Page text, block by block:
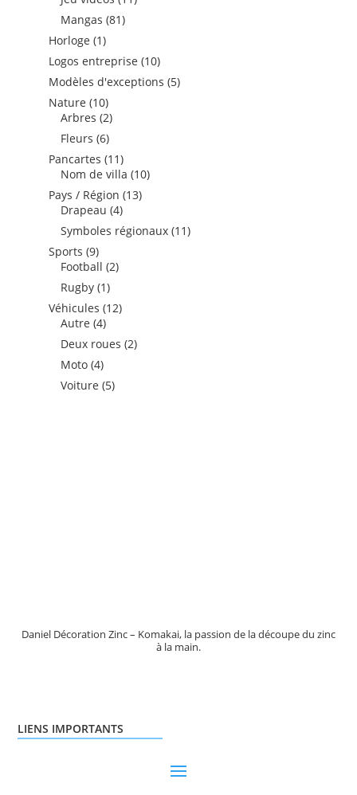
Mangas 8181
Horloge 11
produit
Logos entreprise 1010
produits
Modèles d'exceptions 55
Nature 1010
produits
Arbres 22
produits
Fleurs 66
produits
Pancartes 1111
produits
Nom de villa 1010
Pays / Région 1313
Drapeau 44
produits
Symboles régionaux 1111
Sports 99
produits
Football 22
Rugby 11
produit
Véhicules 1212
Autre 44
produits
Deux roues 22
Moto 44
produits
Voiture 55
Daniel Décoration Zinc – Komakai, la passion de la découpe du zinc
à la main.
LIENS IMPORTANTS